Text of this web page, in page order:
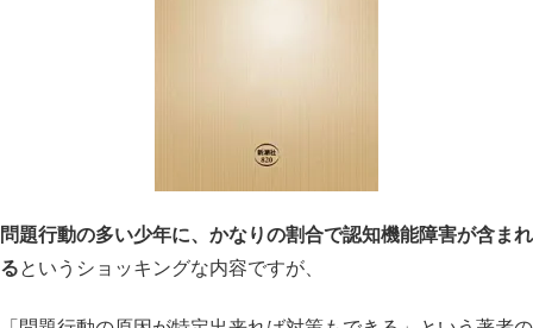
問題行動の多い少年に、かなりの割合で認知機能障害が含まれ
るというショッキングな内容ですが、